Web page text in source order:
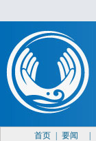
首页 要闻